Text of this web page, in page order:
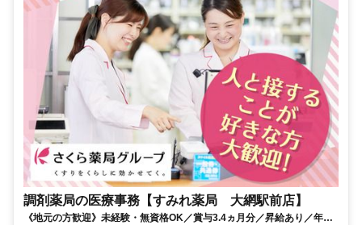
調剤薬局の医療事務【すみれ薬局 大網駅前店】
《地元の方歓迎》未経験・無資格OK／賞与3.4ヵ月分／昇給あり／年休